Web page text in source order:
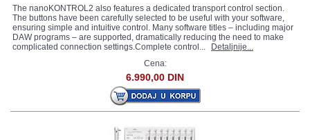
The nanoKONTROL2 also features a dedicated transport control section.
The buttons have been carefully selected to be useful with your software,
ensuring simple and intuitive control. Many software titles – including major
DAW programs – are supported, dramatically reducing the need to make
complicated connection settings.Complete control...
Detaljnije...
Cena:
6.990,00 DIN